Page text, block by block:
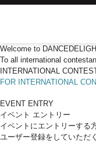
Welcome to
To all international
INTERNATIONAL
FOR INTERNATIONAL
EVENT ENTRY
イベント エントリー
イベントにエントリーする
ユーザー登録をしていただ